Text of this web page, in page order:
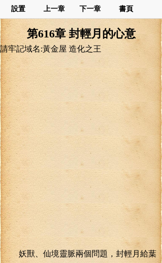
設置 上一章 下一章 書頁
第616章 封輕月的心意
請牢記域名:黃金屋 造化之王
妖獸、仙境靈脈兩個問題，封輕月給葉